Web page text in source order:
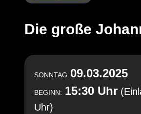
Die große
SONNTAG 09.03.2025
BEGINN: 15:30 Uhr
Uhr)